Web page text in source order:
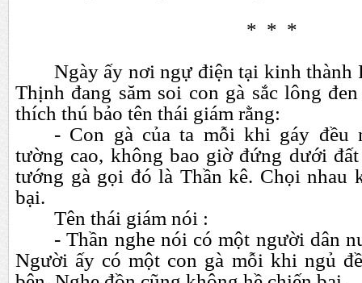
* * *
Ngày ấy nơi ngự điện tại kinh thành
Thịnh đang săm soi con gà sắc lông
thích thú bảo tên thái giám rằng:
- Con gà của ta mỗi khi gáy đều
tường cao, không bao giờ đứng dưới đất
tướng gà gọi đó là Thần kê. Chọi nhau
bại.
Tên thái giám nói :
- Thần nghe nói có một người dân
Người ấy có một con gà mỗi khi ngủ